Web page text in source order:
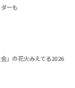
ーも
」の花火みえてる2026